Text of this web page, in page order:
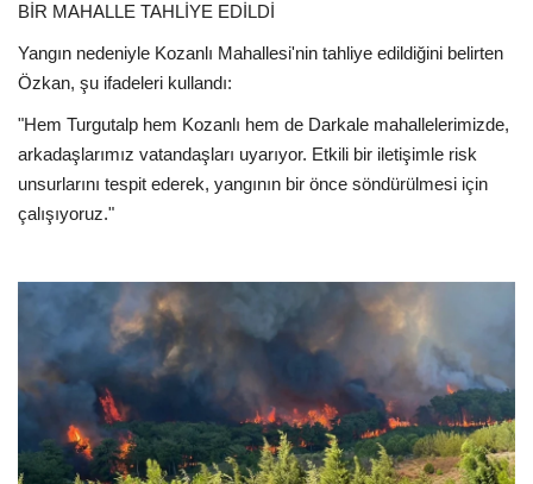
BİR MAHALLE TAHLİYE EDİLDİ
Yangın nedeniyle Kozanlı Mahallesi'nin tahliye edildiğini belirten
Özkan, şu ifadeleri kullandı:
"Hem Turgutalp hem Kozanlı hem de Darkale mahallelerimizde,
arkadaşlarımız vatandaşları uyarıyor. Etkili bir iletişimle risk
unsurlarını tespit ederek, yangının bir önce söndürülmesi için
çalışıyoruz."